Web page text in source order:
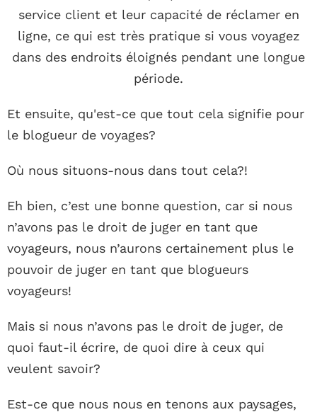
service client et leur capacité de réclamer en
ligne, ce qui est très pratique si vous voyagez
dans des endroits éloignés pendant une longue
période.
Et ensuite, qu'est-ce que tout cela signifie pour
le blogueur de voyages?
Où nous situons-nous dans tout cela?!
Eh bien, c’est une bonne question, car si nous
n’avons pas le droit de juger en tant que
voyageurs, nous n’aurons certainement plus le
pouvoir de juger en tant que blogueurs
voyageurs!
Mais si nous n’avons pas le droit de juger, de
quoi faut-il écrire, de quoi dire à ceux qui
veulent savoir?
Est-ce que nous nous en tenons aux paysages,